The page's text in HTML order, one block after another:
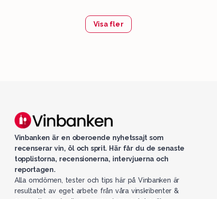
Visa fler
Vinbanken är en oberoende nyhetssajt som
recenserar vin, öl och sprit. Här får du de senaste
topplistorna, recensionerna, intervjuerna och
reportagen.
Alla omdömen, tester och tips här på Vinbanken är
resultatet av eget arbete från våra vinskribenter &